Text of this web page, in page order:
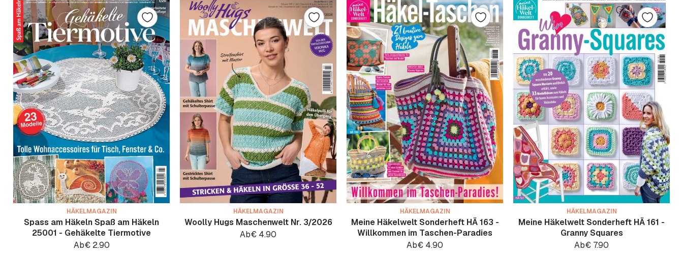
HÄKELMAGAZIN
Spass am Häkeln Spaß am Häkeln
25001 - Gehäkelte Tiermotive
Ab€2.90
HÄKELMAGAZIN
Woolly Hugs Maschenwelt Nr. 3/2026
Ab€ 4.90
HÄKELMAGAZIN
Meine Häkelwelt Sonderheft HÄ 163 -
Willkommen im Taschen-Paradies
Ab€ 4.90
HÄKELMAGAZIN
Meine Häkelwelt Sonderheft HÄ 161 -
Granny Squares
Ab€ 7.90